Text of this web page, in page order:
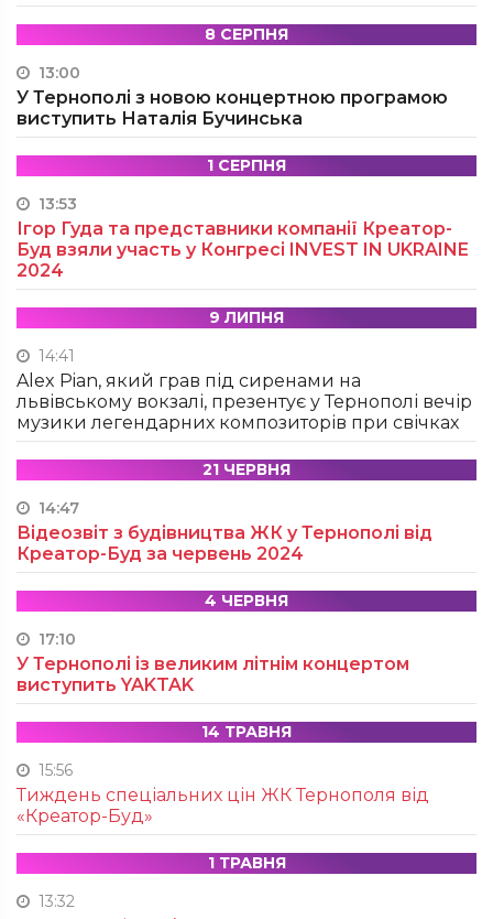
8 СЕРПНЯ
13:00
У Тернополі з новою концертною програмою
виступить Наталія Бучинська
1 СЕРПНЯ
13:53
Ігор Гуда та представники компанії Креатор-
Буд взяли участь у Конгресі INVEST IN UKRAINE
2024
9 ЛИПНЯ
14:41
Alex Pian, який грав під сиренами на
львівському вокзалі, презентує у Тернополі вечір
музики легендарних композиторів при свічках
21 ЧЕРВНЯ
14:47
Відеозвіт з будівництва ЖК у Тернополі від
Креатор-Буд за червень 2024
4 ЧЕРВНЯ
17:10
У Тернополі із великим літнім концертом
виступить YAKTAK
14 ТРАВНЯ
15:56
Тиждень спеціальних цін ЖК Тернополя від
«Креатор-Буд»
1 ТРАВНЯ
13:32